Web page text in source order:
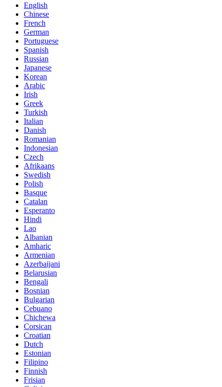
English
Chinese
French
German
Portuguese
Spanish
Russian
Japanese
Korean
Arabic
Irish
Greek
Turkish
Italian
Danish
Romanian
Indonesian
Czech
Afrikaans
Swedish
Polish
Basque
Catalan
Esperanto
Hindi
Lao
Albanian
Amharic
Armenian
Azerbaijani
Belarusian
Bengali
Bosnian
Bulgarian
Cebuano
Chichewa
Corsican
Croatian
Dutch
Estonian
Filipino
Finnish
Frisian